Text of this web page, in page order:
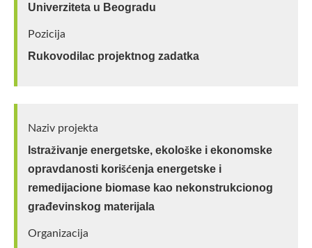
Univerziteta u Beogradu
Pozicija
Rukovodilac projektnog zadatka
Naziv projekta
Istraživanje energetske, ekološke i ekonomske
opravdanosti korišćenja energetske i
remedijacione biomase kao nekonstrukcionog
građevinskog materijala
Organizacija